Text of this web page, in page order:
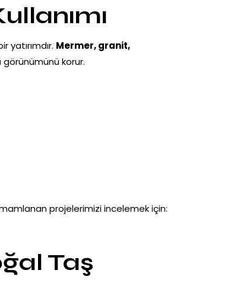
Mermer, granit,
görünümünü korur.
projelerimizi incelemek için:
Taş